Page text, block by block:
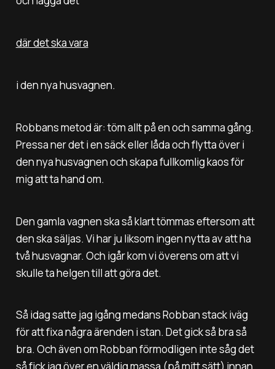
där det ska vara
i den nya husvagnen.
Robbans metod är: töm allt på en och samma gång.
Pressa ner det i en säck eller låda och flytta över i
den nya husvagnen och skapa fullkomlig kaos för
mig att ta hand om.
Den gamla vagnen ska så klart tömmas eftersom att
den ska säljas. Vi har ju liksom ingen nytta av att ha
två husvagnar. Och igår kom vi överens om att vi
skulle ta helgen till att göra det.
Så idag satte jag igång medans Robban stack iväg
för att fixa några ärenden i stan. Det gick så bra så
bra. Och även om Robban förmodligen inte såg det